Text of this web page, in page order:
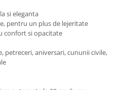
si eleganta
pentru un plus de lejeritate
confort si opacitate
petreceri, aniversari, cununii civile,